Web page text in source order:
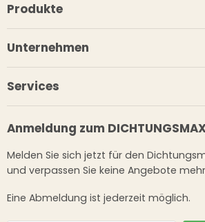
Produkte
Unternehmen
Services
Anmeldung zum
Melden Sie sich jetzt für den
und verpassen Sie keine Angebote
Eine Abmeldung ist jederzeit möglich.